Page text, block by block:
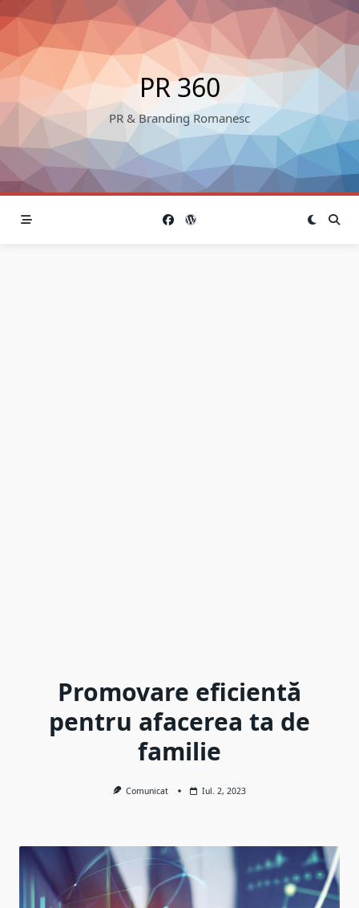
Skip
to
content
PR 360
PR & Branding Romanesc
Promovare eficientă
pentru afacerea ta de
familie
Comunicat Iul. 2, 2023